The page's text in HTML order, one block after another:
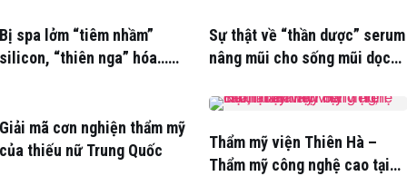
Bị spa lởm “tiêm nhầm”
silicon, “thiên nga” hóa…
Sự thật về “thần dược” serum
nâng mũi cho sống mũi dọc
Giải mã cơn nghiện thẩm mỹ
của thiếu nữ Trung Quốc
Thẩm mỹ viện Thiên Hà –
Thẩm mỹ công nghệ cao tại